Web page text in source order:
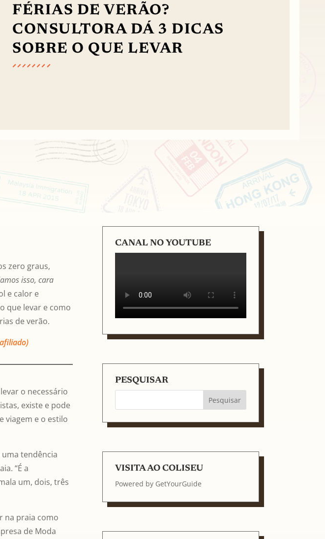
FÉRIAS DE VERÃO?
CONSULTORA DÁ 3 DICAS
SOBRE O QUE LEVAR
zero graus,
isso, cara
e calor e
que levar e como
de verão.
o necessário
existe e pode
viagem e o estilo
tendência
“É a
um, dois, três
na praia como
de Moda
CANAL NO YOUTUBE
PESQUISAR
VISITA AO COLISEU
Powered by GetYourGuide